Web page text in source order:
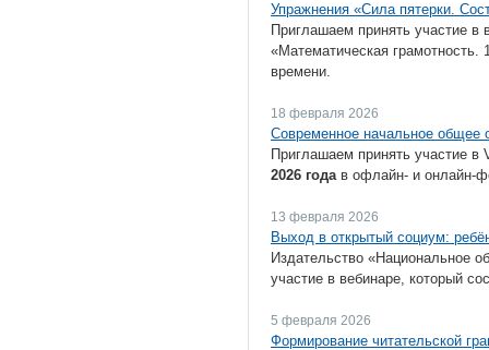
Упражнения «Сила пятерки.
Приглашаем принять участие
«Математическая грамотность.
времени.
18 февраля 2026
Современное начальное общее
Приглашаем принять участие в
2026 годав офлайн- и онлайн-
13 февраля 2026
Выход в открытый социум:
Издательство «Национальное
участие в вебинаре, который
5 февраля 2026
Формирование читательской